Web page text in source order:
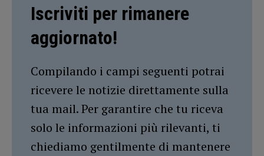
Iscriviti per rimanere
aggiornato!
Compilando i campi seguenti potrai
ricevere le notizie direttamente sulla
tua mail. Per garantire che tu riceva
solo le informazioni più rilevanti, ti
chiediamo gentilmente di mantenere